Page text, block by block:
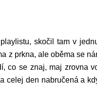
skočil tam v
z prkna, ale oběma se
co se znaj, maj zrovna
den nabručená a